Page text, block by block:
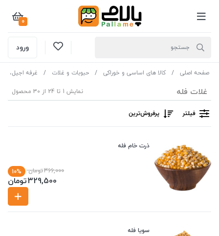
0
ورود
صفحه اصلی کالا های اساسی و خوراکی حبوبات و غلات غرفه اجیل،
غلات فله نمایش 1 تا 24 از 30 محصول
فیلتر پرفروش‌ترین‌
ذرت خام فله
366,000تومان 10%
329,500تومان
سویا فله